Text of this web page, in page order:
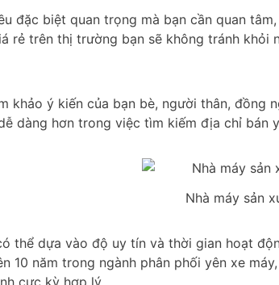
đặc biệt quan trọng mà bạn cần quan
rẻ trên thị trường bạn sẽ không tránh khỏi
khảo ý kiến của bạn bè, người thân, đồng
dàng hơn trong việc tìm kiếm địa chỉ bán
Nhà máy sản
thể dựa vào độ uy tín và thời gian hoạt
10 năm trong ngành phân phối yên xe